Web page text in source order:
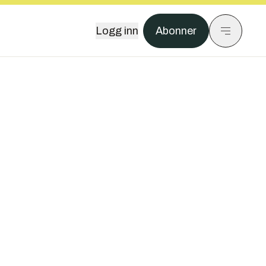
Logg inn Abonner